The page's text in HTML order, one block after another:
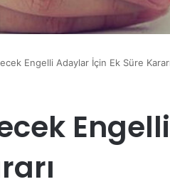
Engelli Adaylar İçin Ek Süre Kararı